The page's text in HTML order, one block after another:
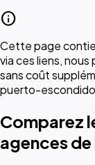
info
Cette page
via ces liens,
sans coût
puerto-
Comparez
agences